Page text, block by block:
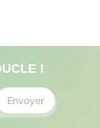
!
Envoyer